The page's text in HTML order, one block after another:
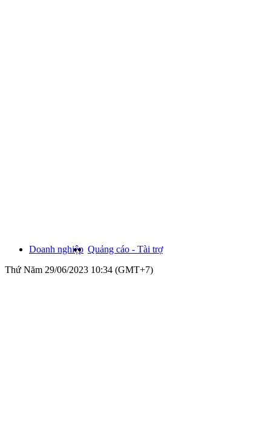
Doanh nghiệp Quảng cáo - Tài trợ
Thứ Năm 29/06/2023 10:34 (GMT+7)